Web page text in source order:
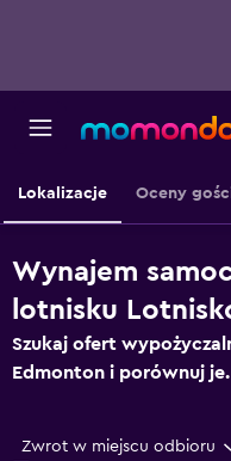
Lokalizacje Oceny
Wynajem
lotnisku
Szukaj ofert
Edmonton i porównuj je.
Zwrot w miejscu odbioru